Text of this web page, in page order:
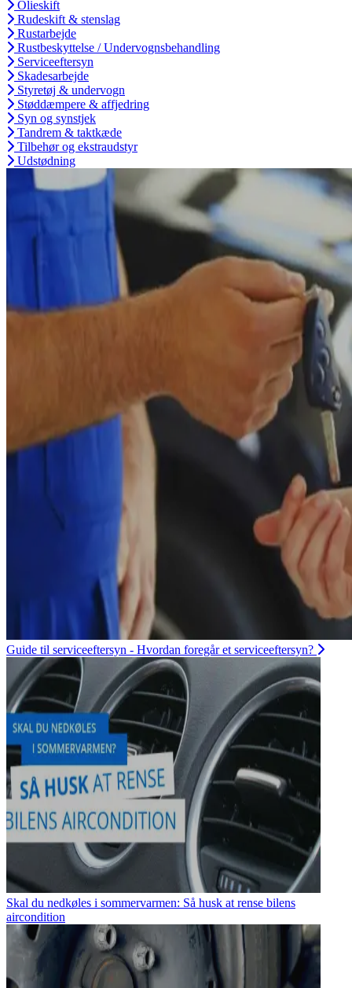
Olieskift
Rudeskift & stenslag
Rustarbejde
Rustbeskyttelse / Undervognsbehandling
Serviceeftersyn
Skadesarbejde
Styretøj & undervogn
Støddæmpere & affjedring
Syn og synstjek
Tandrem & taktkæde
Tilbehør og ekstraudstyr
Udstødning
Guide til serviceeftersyn - Hvordan foregår et serviceeftersyn?
Skal du nedkøles i sommervarmen: Så husk at rense bilens
aircondition